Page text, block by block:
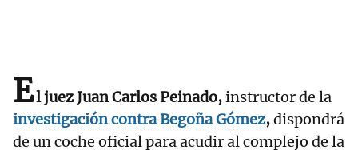
El juez Juan Carlos Peinado,instructor de la
investigación contra Begoña Gómez,dispondrá
de un coche oficial para acudir al complejo de la